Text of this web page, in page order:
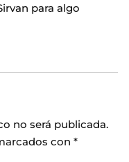
para algo
no será publicada.
con *